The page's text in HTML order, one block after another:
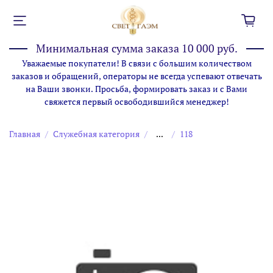
Минимальная сумма заказа 10 000 руб.
Уважаемые покупатели! В связи с большим количеством
заказов и обращений, операторы не всегда успевают отвечать
на Ваши звонки. Просьба, формировать заказ и с Вами
свяжется первый освободившийся менеджер!
Главная Служебная категория ... 118